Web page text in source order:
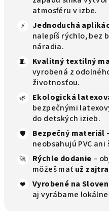
atmosféru v izbe.
⚡ Jednoduchá
nalepíš rýchlo, bez
náradia.
🧵 Kvalitný textilný
vyrobená z
životnosťou.
🌿 Ekologická
bezpečnými
do detských izieb.
🛡️ Bezpečný materiál
neobsahujú PVC
🚀 Rýchle dodanie –
môžeš mať už
❤️ Vyrobené na
aj vyrábame